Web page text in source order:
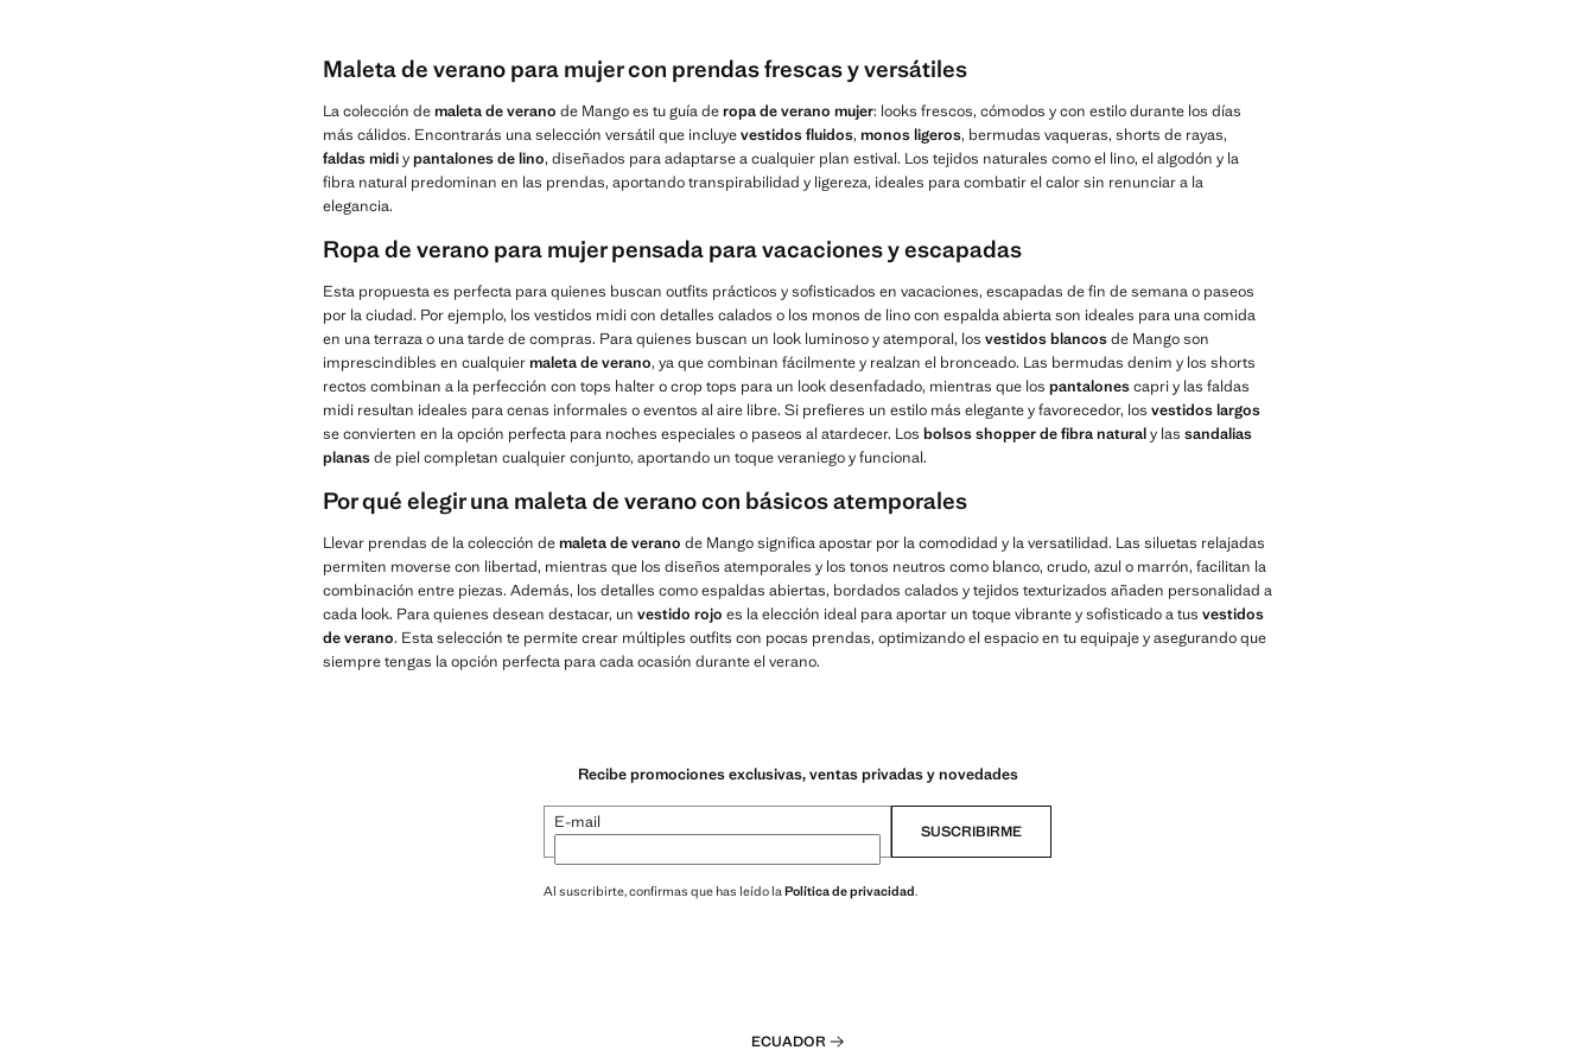
Maleta de verano para mujer con prendas frescas y versátiles
La colección demaleta de verano de Mango es tu guía deropa de verano mujer: looks frescos, cómodos y con estilo durante los días
más cálidos. Encontrarás una selección versátil que incluyevestidos fluidos, monos ligeros, bermudas vaqueras, shorts de rayas,
faldas midiypantalones de lino, diseñados para adaptarse a cualquier plan estival. Los tejidos naturales como el lino, el algodón y la
fibra natural predominan en las prendas, aportando transpirabilidad y ligereza, ideales para combatir el calor sin renunciar a la
elegancia.
Ropa de verano para mujer pensada para vacaciones y escapadas
Esta propuesta es perfecta para quienes buscan outfits prácticos y sofisticados en vacaciones, escapadas de fin de semana o paseos
por la ciudad. Por ejemplo, los vestidos midi con detalles calados o los monos de lino con espalda abierta son ideales para una comida
en una terraza o una tarde de compras. Para quienes buscan un look luminoso y atemporal, los vestidos blancosde Mango son
imprescindibles en cualquiermaleta de verano, ya que combinan fácilmente y realzan el bronceado. Las bermudas denim y los shorts
rectos combinan a la perfección con tops halter o crop tops para un look desenfadado, mientras que los pantalonescapri y las faldas
midi resultan ideales para cenas informales o eventos al aire libre. Si prefieres un estilo más elegante y favorecedor, los vestidos largos
se convierten en la opción perfecta para noches especiales o paseos al atardecer. Los bolsos shopper de fibra naturaly las sandalias
planasde piel completan cualquier conjunto, aportando un toque veraniego y funcional.
Por qué elegir una maleta de verano con básicos atemporales
Llevar prendas de la colección demaleta de verano de Mango significa apostar por la comodidad y la versatilidad. Las siluetas relajadas
permiten moverse con libertad, mientras que los diseños atemporales y los tonos neutros como blanco, crudo, azul o marrón, facilitan la
combinación entre piezas. Además, los detalles como espaldas abiertas, bordados calados y tejidos texturizados añaden personalidad a
cada look. Para quienes desean destacar, un vestido rojo es la elección ideal para aportar un toque vibrante y sofisticado a tus vestidos
de verano. Esta selección te permite crear múltiples outfits con pocas prendas, optimizando el espacio en tu equipaje y asegurando que
siempre tengas la opción perfecta para cada ocasión durante el verano.
Recibe promociones exclusivas, ventas privadas y novedades
E-mail SUSCRIBIRME
Al suscribirte, confirmas que has leído laPolítica de privacidad.
ECUADOR